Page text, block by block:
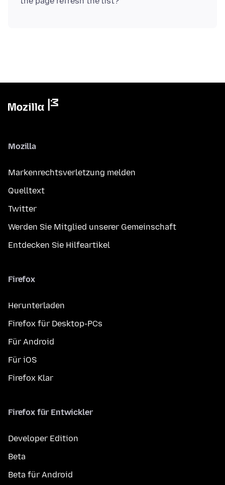
Mozilla
Markenrechtsverletzung melden
Quelltext
Twitter
Werden Sie Mitglied unserer Gemeinschaft
Entdecken Sie Hilfeartikel
Firefox
Herunterladen
Firefox für Desktop-PCs
Für Android
Für iOS
Firefox Klar
Firefox für Entwickler
Developer Edition
Beta
Beta für Android